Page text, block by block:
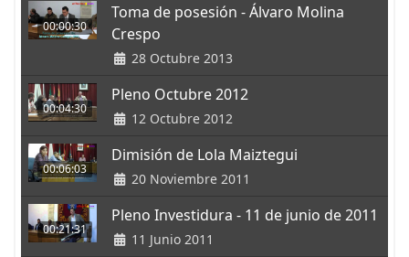
00:00:30
Toma de posesión - Álvaro Molina
Crespo
28 Octubre 2013
00:04:30
Pleno Octubre 2012
12 Octubre 2012
00:06:03
Dimisión de Lola Maiztegui
20 Noviembre 2011
00:21:31
Pleno Investidura - 11 de junio de 2011
11 Junio 2011